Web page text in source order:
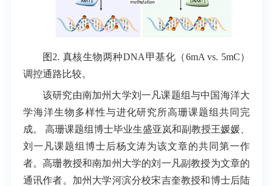
图2. 真核生物两种DNA甲基化（6mA vs. 5mC）
调控通路比较。
该研究由南加州大学刘一凡课题组与中国海洋大
学海洋生物多样性与进化研究所高珊课题组共同完
成。 高珊课题组博士毕业生盛亚岚和副教授王媛媛、
刘一凡课题组博士后杨文涛为该文章的共同第一作
者。高珊教授和南加州大学的刘一凡副教授为文章的
通讯作者。加州大学河滨分校宋吉奎教授和博士后陆